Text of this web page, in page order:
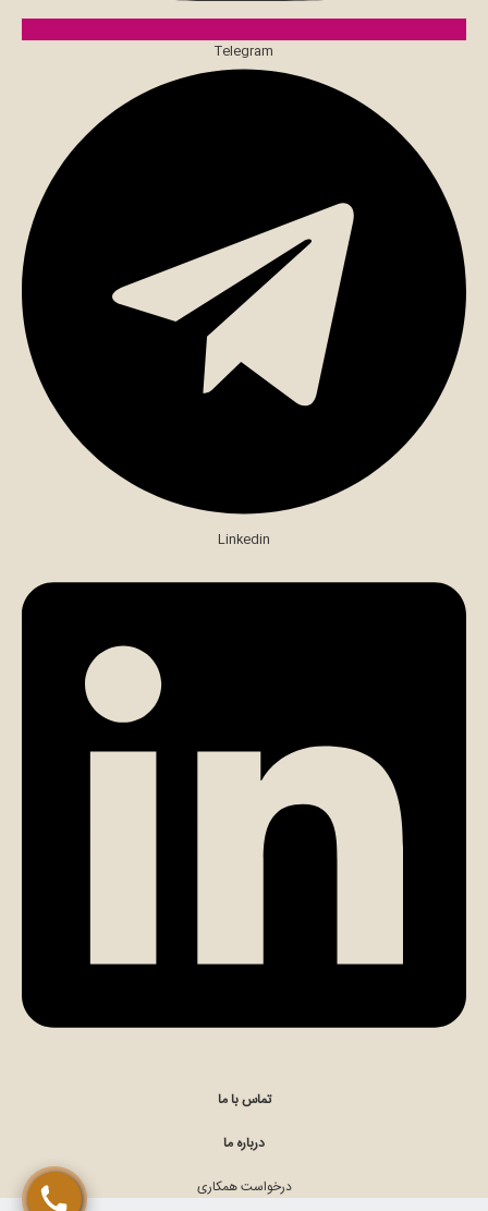
Telegram
Linkedin
تماس با ما
درباره ما
درخواست همکاری
چت در ایتا (الهام مومن)